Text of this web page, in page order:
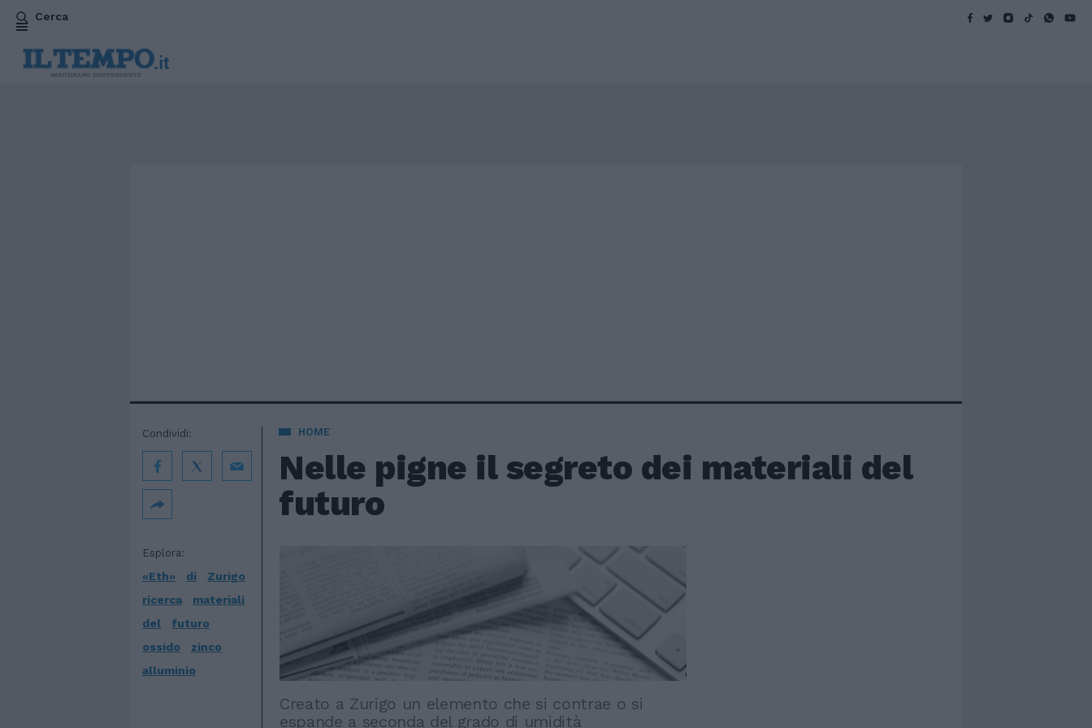
Cerca
HOME
Nelle pigne il segreto dei materiali del
futuro
Esplora:
«Eth» di
Zurigo
ricerca
materiali
del
futuro
ossido
zinco
alluminio
Condividi:
Creato a Zurigo un elemento che si contrae o si
espande a seconda del grado di umidità